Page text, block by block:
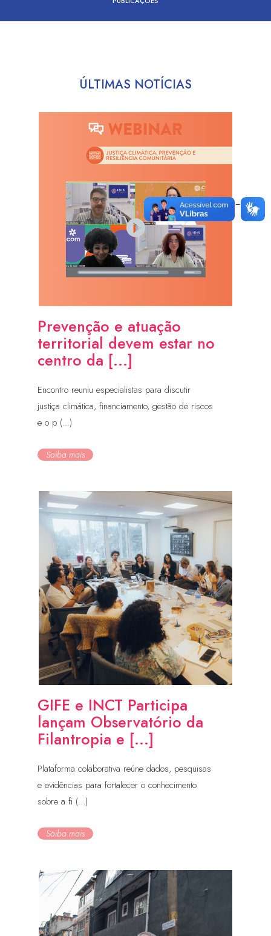
ÚLTIMAS NOTÍCIAS
Prevenção e atuação
territorial devem estar no
centro da [...]
Encontro reuniu especialistas para discutir
justiça climática, financiamento, gestão de riscos
e o p (...)
Saiba mais
GIFE e INCT Participa
lançam Observatório da
Filantropia e [...]
Plataforma colaborativa reúne dados, pesquisas
e evidências para fortalecer o conhecimento
sobre a fi (...)
Saiba mais